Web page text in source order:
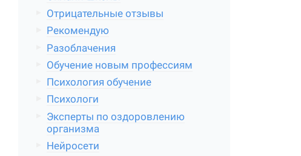
Отрицательные отзывы
Рекомендую
Разоблачения
Обучение новым профессиям
Психология обучение
Психологи
Эксперты по оздоровлению
организма
Нейросети